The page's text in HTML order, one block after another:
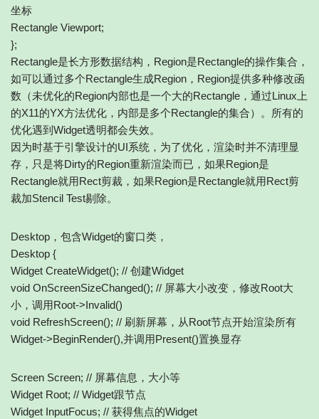
坐标
Rectangle Viewport;
};
Rectangle是长方形数据结构，Region是Rectangle的操作集合，
如可以通过多个Rectangle生成Region，Region提供多种修改函
数（未优化的Region内部也是一个大的Rectangle，通过Linux上
的X11的YX方法优化，内部是多个Rectangle的集合）。所有的
优化遇到Widget透明都会失效。
因为时基于引擎设计的UI系统，为了优化，渲染时并不清理显
存，只是将Dirty的Region重新渲染而已，如果Region是
Rectangle就用Rect剪裁，如果Region是Rectangle就用Rect剪
裁加Stencil Test剔除。
Desktop，包含Widget的窗口类，
Desktop {
Widget CreateWidget(); // 创建Widget
void OnScreenSizeChanged(); // 屏幕大小改变，修改Root大
小，调用Root->Invalid()
void RefreshScreen(); // 刷新屏幕，从Root节点开始渲染所有
Widget->BeginRender(),并调用Present()置换显存
Screen Screen; // 屏幕信息，大小等
Widget Root; // Widget跟节点
Widget InputFocus; // 获得焦点的Widget